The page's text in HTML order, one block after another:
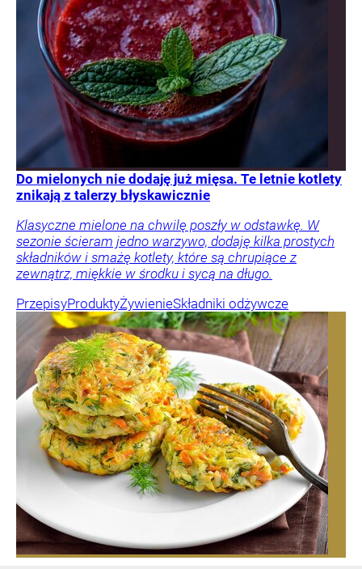
Do mielonych nie dodaję już mięsa. Te letnie kotlety
znikają z talerzy błyskawicznie
Klasyczne mielone na chwilę poszły w odstawkę. W
sezonie ścieram jedno warzywo, dodaję kilka prostych
składników i smażę kotlety, które są chrupiące z
zewnątrz, miękkie w środku i sycą na długo.
PrzepisyProduktyŻywienieSkładniki odżywcze